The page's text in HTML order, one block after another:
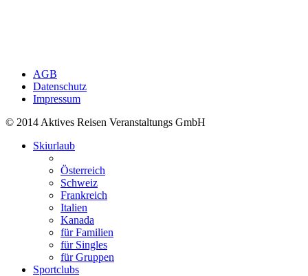
AGB
Datenschutz
Impressum
© 2014 Aktives Reisen Veranstaltungs GmbH
Skiurlaub
Österreich
Schweiz
Frankreich
Italien
Kanada
für Familien
für Singles
für Gruppen
Sportclubs